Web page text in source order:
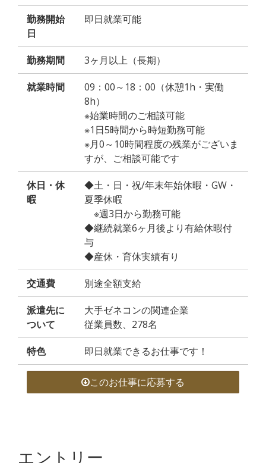
勤務開始
日
即日就業可能
勤務期間 3ヶ月以上（長期）
就業時間
09：00～18：00（休憩1h・実働
8h）
※始業時間のご相談可能
※1日5時間から時短勤務可能
※月0～10時間程度の残業がございま
すが、ご相談可能です
休日・休
暇
◆土・日・祝/年末年始休暇・GW・
夏季休暇
※週3日から勤務可能
◆継続就業6ヶ月後より有給休暇付
与
◆産休・育休実績有り
交通費 別途全額支給
派遣先に
ついて
大手ゼネコンの関連企業
従業員数、278名
特色 即日就業できるお仕事です！
このお仕事に応募する
エントリー